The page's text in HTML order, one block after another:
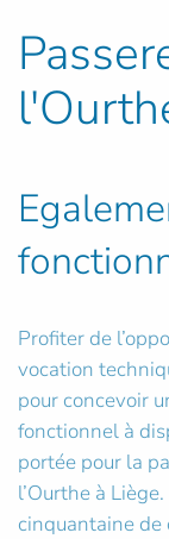
Profiter de
vocation
pour concevoir
fonctionnel à
portée pour la
l’Ourthe à
cinquantaine